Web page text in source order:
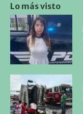
Lo más visto